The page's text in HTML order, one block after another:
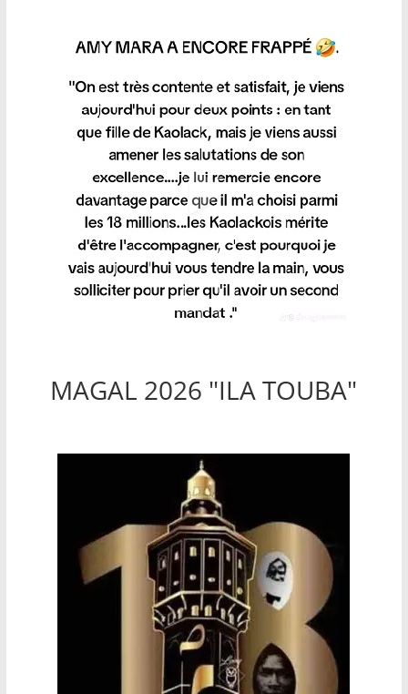
MAGAL 2026 "ILA TOUBA"